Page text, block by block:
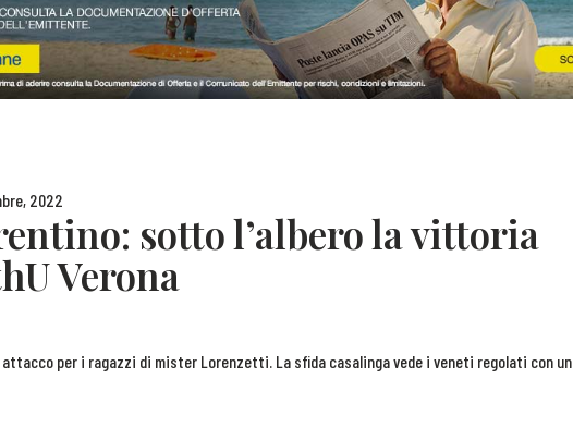
2022
sotto l’albero la vittoria
Verona
per i ragazzi di mister Lorenzetti. La sfida casalinga vede i veneti regolati con un